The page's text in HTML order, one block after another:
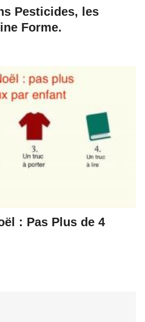
Pesticides, les
Forme.
: Pas Plus de 4